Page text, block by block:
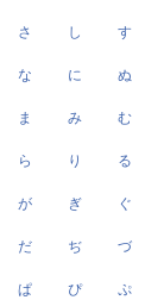
さ し す
な に ぬ
ま み む
ら り る
が ぎ ぐ
だ ぢ づ
ぱ ぴ ぷ